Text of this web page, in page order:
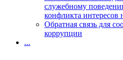
служебному
конфликта
Обратная связь для
коррупции
...